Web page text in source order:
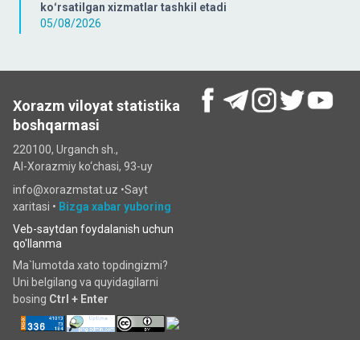
koʻrsatilgan xizmatlar tashkil etadi
05/08/2026
Xorazm viloyat statistika
boshqarmasi
220100, Urganch sh.,
Al-Xorazmiy ko‘chаsi, 93-uy
info@xorazmstat.uz •Sayt
xaritasi • Bizga xabar yuboring
Veb-saytdan foydalanish uchun
qo'llanma
Ma`lumotda xato topdingizmi?
Uni belgilang va quyidagilarni
bosing Ctrl + Enter